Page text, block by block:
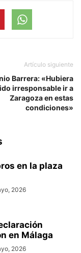
Artículo siguiente
Barrera: «Hubiera
irresponsable ir a
Zaragoza en estas
condiciones»
en la plaza
2026
en Málaga
2026